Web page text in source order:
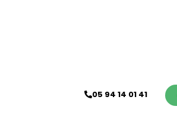
05 94 14 01 41